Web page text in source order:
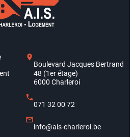
Boulevard Jacques Bertrand
48 (1er étage)
6000 Charleroi
071 32 00 72
info@ais-charleroi.be